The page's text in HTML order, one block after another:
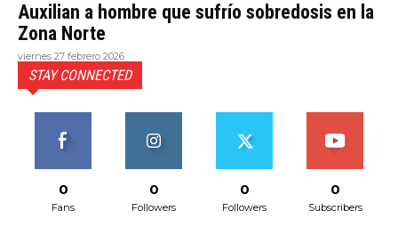
Auxilian a hombre que sufrío sobredosis en la
Zona Norte
viernes 27 febrero 2026
STAY CONNECTED
0
Fans
0
Followers
0
Followers
0
Subscribers